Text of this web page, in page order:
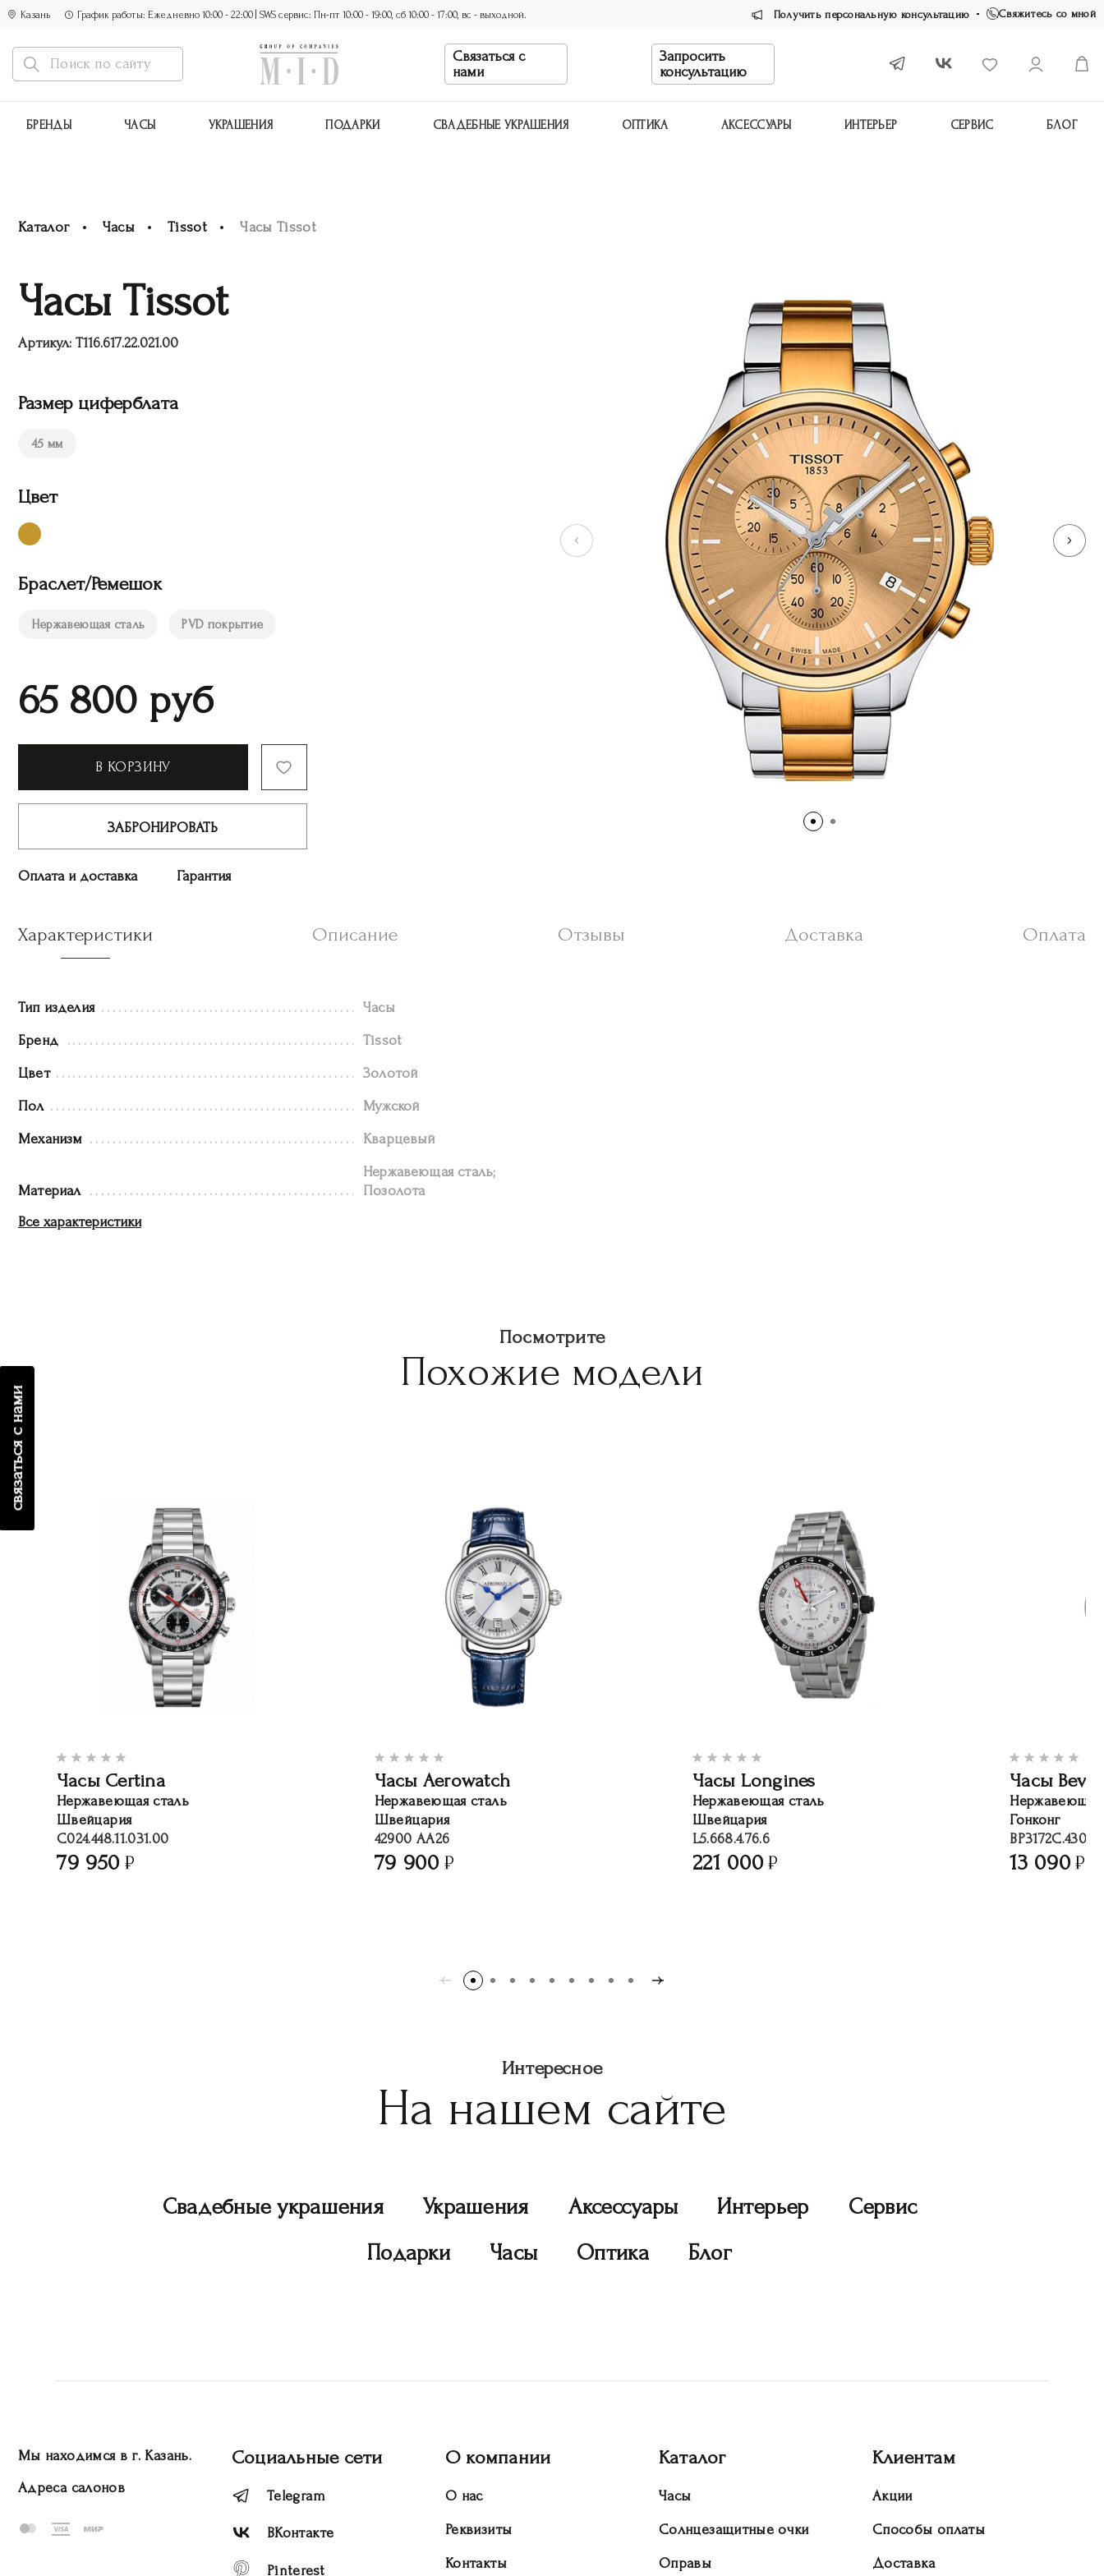
Казань График работы: Ежедневно 10:00 - 22:00 | SWS сервис: Пн-пт 10:00 - 19:00, сб 10:00 - 17:00, вс - выходной. Получить персональную консультацию Свяжитесь со мной
Связаться с
нами
Запросить
консультацию
БРЕНДЫ ЧАСЫ УКРАШЕНИЯ ПОДАРКИ СВАДЕБНЫЕ УКРАШЕНИЯ ОПТИКА АКСЕССУАРЫ ИНТЕРЬЕР СЕРВИС БЛОГ
связаться с нами
Каталог Часы Tissot Часы Tissot
Часы Tissot
Артикул: T116.617.22.021.00
Размер циферблата
45 мм
Цвет
Браслет/Ремешок
Нержавеющая сталь PVD покрытие
65 800 руб
В КОРЗИНУ
ЗАБРОНИРОВАТЬ
Оплата и доставка Гарантия
Характеристики Описание Отзывы Доставка Оплата
Тип изделия Часы
Бренд Tissot
Цвет Золотой
Пол Мужской
Механизм Кварцевый
Материал
Нержавеющая сталь;
Позолота
Все характеристики
Посмотрите
Похожие модели
Часы Certina
Нержавеющая сталь
Швейцария
C024.448.11.031.00
79 950
Часы Aerowatch
Нержавеющая сталь
Швейцария
42900 AA26
79 900
Часы Longines
Нержавеющая сталь
Швейцария
L5.668.4.76.6
221 000
Часы
Нержавеющая
Гонконг
BP3172C.430
13 090
Интересное
На нашем сайте
Свадебные украшения Украшения Аксессуары Интерьер
Сервис
Подарки
Часы Оптика Блог
Мы находимся в г. Казань.
Адреса салонов
Социальные сети
Telegram
ВКонтакте
Pinterest
О компании
О нас
Реквизиты
Контакты
Каталог
Часы
Солнцезащитные очки
Оправы
Клиентам
Акции
Способы оплаты
Доставка